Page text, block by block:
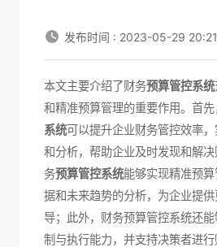
发布时间 : 2023-05-29
本文主要介绍了财务预算管控系统
和精准预算管理的重要作用。首
系统可以提升企业财务管控效率
和分析，帮助企业及时发现和解
务预算管控系统能够实现精准预
据和未来趋势的分析，为企业提
导；此外，财务预算管控系统还
制与执行能力，并支持决策者进